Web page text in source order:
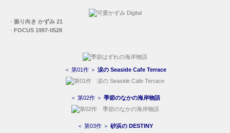
・ 振り向き かずみ 21
・ FOCUS 1997-0528
＜ 第01作 ＞ 涙の Seaside Cafe Terrace
＜ 第02作 ＞ 季節のなかの海岸物語
＜ 第03作 ＞ 砂浜の DESTINY